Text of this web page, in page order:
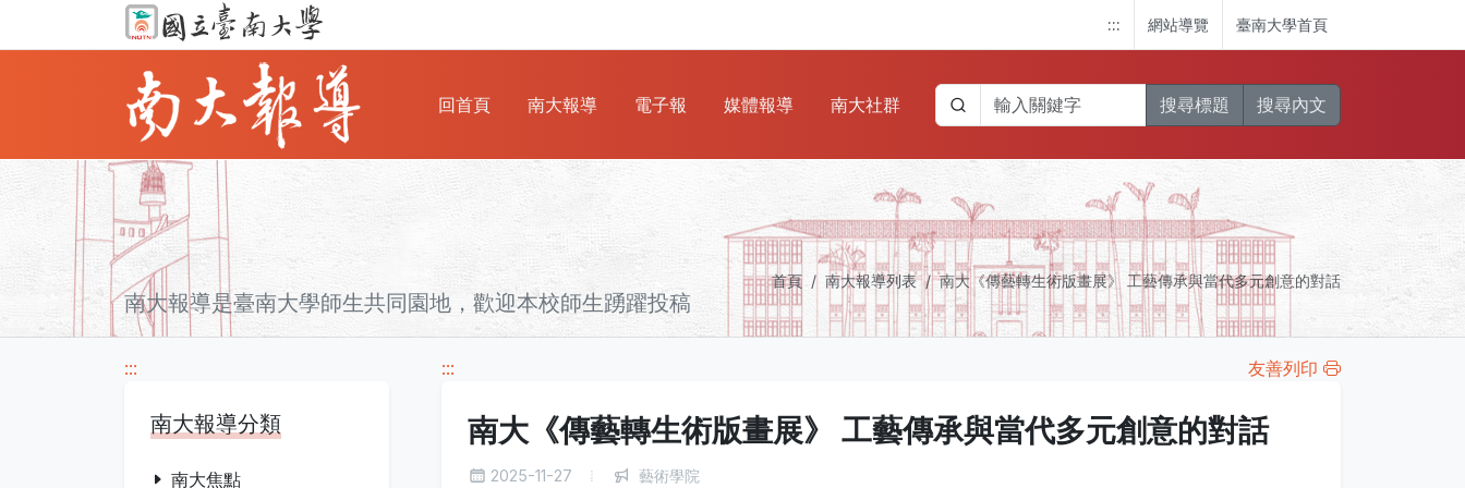
::: 網站導覽 臺南大學首頁
回首頁 南大報導 電子報 媒體報導 南大社群 搜尋標題 搜尋內文
南大報導是臺南大學師生共同園地，歡迎本校師生踴躍投稿
首頁 南大報導列表 南大《傳藝轉生術版畫展》 工藝傳承與當代多元創意的對話
::: 友善列印
南大《傳藝轉生術版畫展》 工藝傳承與當代多元創意的對話
2025-11-27 藝術學院
:::
南大報導分類
南大焦點